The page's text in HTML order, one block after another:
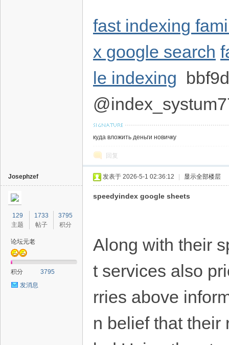
fast indexing
x google search
le indexing
куда вложить деньги новичку
回复
Josephzef
129
主题
1733
帖子
3795
积分
论坛元老
积分
3795
发消息
发表于 2026-5-1 02:36:12 显示全部楼层
speedyindex google sheets
Along with their
t services also
rries above
n belief that their